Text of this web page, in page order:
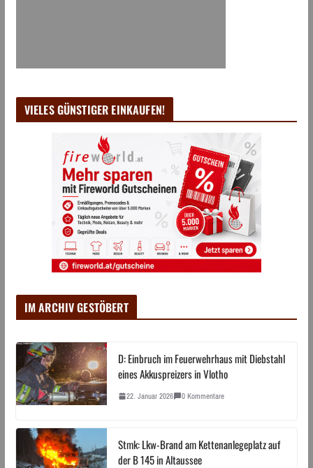
VIELES GÜNSTIGER EINKAUFEN!
IM ARCHIV GESTÖBERT
D: Einbruch im Feuerwehrhaus mit Diebstahl
eines Akkuspreizers in Vlotho
22. Januar 2026 0 Kommentare
Stmk: Lkw-Brand am Kettenanlegeplatz auf
der B 145 in Altaussee